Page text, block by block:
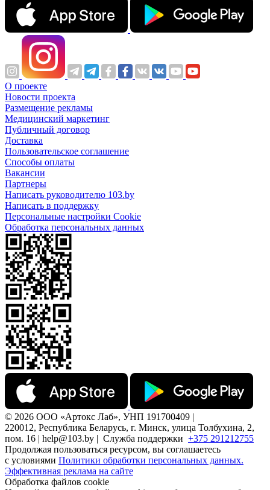
О проекте
Новости проекта
Размещение рекламы
Медицинский маркетинг
Публичный договор
Доставка
Пользовательское соглашение
Способы оплаты
Вакансии
Партнеры
Написать руководителю 103.by
Написать в поддержку
Персональные настройки Cookie
Обработка персональных данных
© 2026 ООО «Артокс Лаб», УНП 191700409 |
220012, Республика Беларусь, г. Минск, улица Толбухина, 2,
пом. 16 | help@103.by | Служба поддержки +375 291212755
Продолжая пользоваться ресурсом, вы соглашаетесь
с условиями Политики обработки персональных данных.
Эффективная реклама на сайте
Обработка файлов cookie